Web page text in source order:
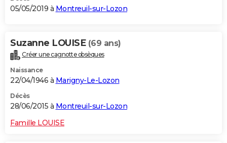
05/05/2019 à Montreuil-sur-Lozon
Suzanne LOUISE (69 ans)
Créer une cagnotte obsèques
Naissance
22/04/1946 à Marigny-Le-Lozon
Décès
28/06/2015 à Montreuil-sur-Lozon
Famille LOUISE